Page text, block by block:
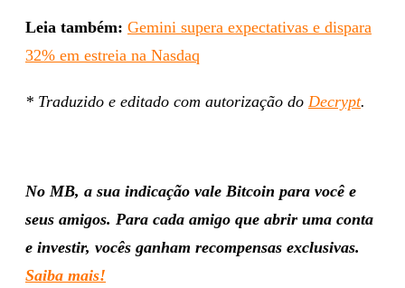
Leia também: Gemini supera expectativas e dispara
32% em estreia na Nasdaq
* Traduzido e editado com autorização do Decrypt.
No MB, a sua indicação vale Bitcoin para você e
seus amigos. Para cada amigo que abrir uma conta
e investir, vocês ganham recompensas exclusivas.
Saiba mais!